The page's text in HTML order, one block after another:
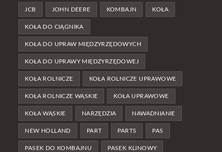
JCB JOHN DEERE KOMBAJN KOŁA
KOŁA DO CIĄGNIKA
KOŁA DO UPRAW MIĘDZYRZĘDOWYCH
KOŁA DO UPRAWY MIĘDZYRZĘDOWEJ
KOŁA ROLNICZE KOŁA ROLNICZE UPRAWOWE
KOŁA ROLNICZE WĄSKIE KOŁA UPRAWOWE
KOŁA WĄSKIE NARZĘDZIA NAWADNIANIE
NEW HOLLAND PART PARTS PAS
PASEK DO KOMBAJNU PASEK KLINOWY